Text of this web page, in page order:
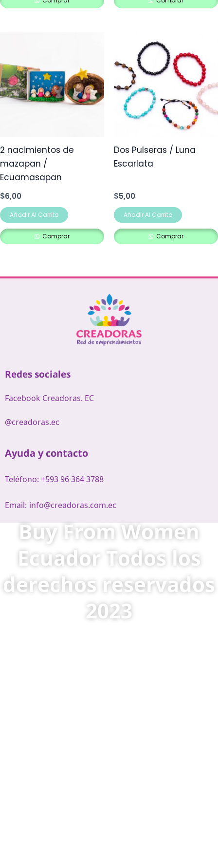
2 nacimientos de
mazapan /
Ecuamasapan
$6,00
Añadir Al Carrito
Comprar
Dos Pulseras / Luna
Escarlata
$5,00
Añadir Al Carrito
Comprar
Redes sociales
Facebook Creadoras. EC
@creadoras.ec
Ayuda y contacto
Teléfono: +593 96 364 3788
Email: info@creadoras.com.ec
Buy From Women
Ecuador Todos los
derechos reservados
2023